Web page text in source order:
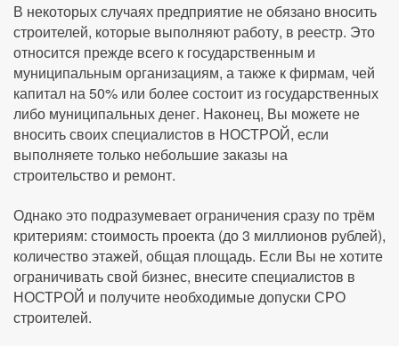
В некоторых случаях предприятие не обязано вносить
строителей, которые выполняют работу, в реестр. Это
относится прежде всего к государственным и
муниципальным организациям, а также к фирмам, чей
капитал на 50% или более состоит из государственных
либо муниципальных денег. Наконец, Вы можете не
вносить своих специалистов в НОСТРОЙ, если
выполняете только небольшие заказы на
строительство и ремонт.
Однако это подразумевает ограничения сразу по трём
критериям: стоимость проекта (до 3 миллионов рублей),
количество этажей, общая площадь. Если Вы не хотите
ограничивать свой бизнес, внесите специалистов в
НОСТРОЙ и получите необходимые допуски СРО
строителей.